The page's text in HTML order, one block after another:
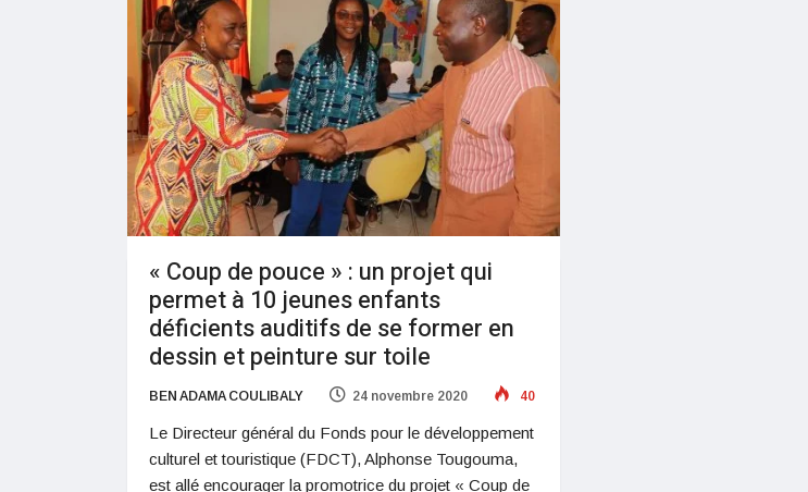
« Coup de pouce » : un projet qui
permet à 10 jeunes enfants
déficients auditifs de se former en
dessin et peinture sur toile
BEN ADAMA COULIBALY 24 novembre 2020 40
Le Directeur général du Fonds pour le développement
culturel et touristique (FDCT), Alphonse Tougouma,
est allé encourager la promotrice du projet « Coup de